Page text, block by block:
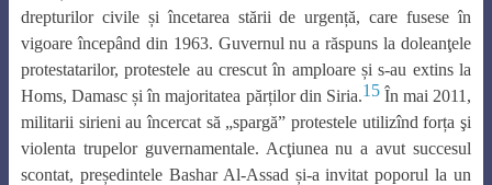
drepturilor civile și încetarea stării de urgență, care fusese în
vigoare începând din 1963. Guvernul nu a răspuns la doleanţele
protestatarilor, protestele au crescut în amploare și s-au extins la
Homs, Damasc și în majoritatea părților din Siria.15În mai 2011,
militarii sirieni au încercat să „spargă” protestele utilizînd forța şi
violenta trupelor guvernamentale. Acţiunea nu a avut succesul
scontat, președintele Bashar Al-Assad și-a invitat poporul la un